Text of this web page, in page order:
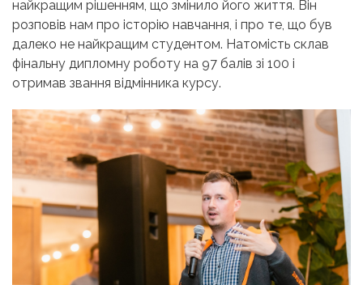
найкращим рішенням, що змінило його життя. Він
розповів нам про історію навчання, і про те, що був
далеко не найкращим студентом. Натомість склав
фінальну дипломну роботу на 97 балів зі 100 і
отримав звання відмінника курсу.